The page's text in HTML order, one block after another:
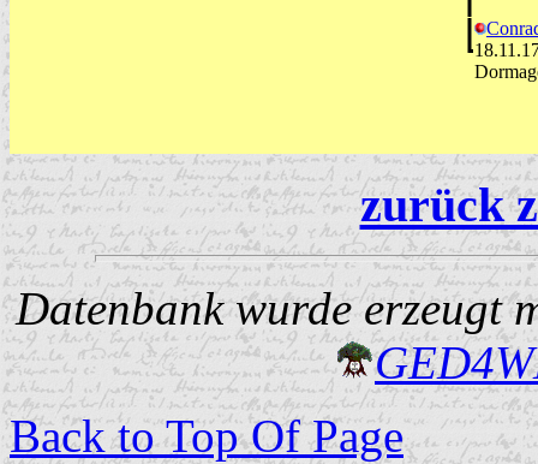
zurück
Datenbank wurde erzeugt
Back to Top Of Page